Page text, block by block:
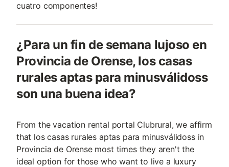
cuatro componentes!
¿Para un fin de semana lujoso en
Provincia de Orense, los casas
rurales aptas para minusválidoss
son una buena idea?
From the vacation rental portal Clubrural, we affirm
that los casas rurales aptas para minusválidoss in
Provincia de Orense most times they aren't the
ideal option for those who want to live a luxury